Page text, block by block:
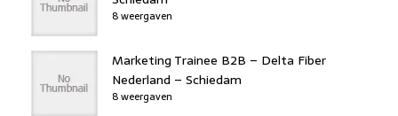
8 weergaven
Marketing Trainee B2B – Delta Fiber
Nederland – Schiedam
8 weergaven